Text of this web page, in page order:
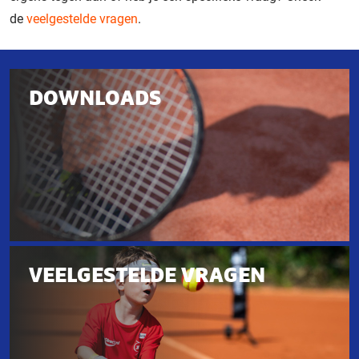
de veelgestelde vragen.
Gerelateerd
aan
deze
pagina
DOWNLOADS
Downloads
VEELGESTELDE VRAGEN